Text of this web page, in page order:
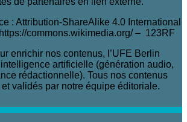
: Attribution-ShareAlike 4.0 International
commons.wikimedia.org/ – 123RF
enrichir nos contenus, l’UFE Berlin
artificielle (génération audio,
rédactionnelle). Tous nos contenus
validés par notre équipe éditoriale.